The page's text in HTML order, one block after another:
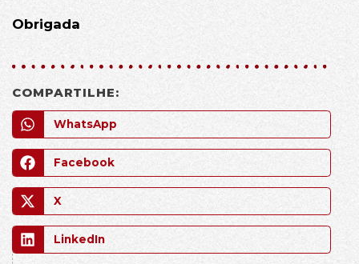
Obrigada
COMPARTILHE:
WhatsApp
Facebook
X
LinkedIn